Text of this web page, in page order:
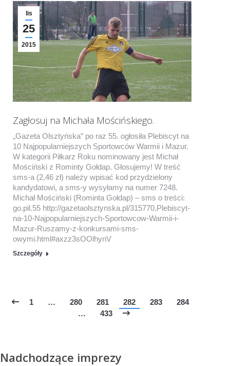
lis
25
2015
Zagłosuj na Michała Mościńskiego.
„Gazeta Olsztyńska” po raz 55. ogłosiła Plebiscyt na
10 Najpopularniejszych Sportowców Warmii i Mazur.
W kategorii Piłkarz Roku nominowany jest Michał
Mościński z Rominty Gołdap. Głosujemy! W treść
sms-a (2,46 zł) należy wpisać kod przydzielony
kandydatowi, a sms-y wysyłamy na numer 7248.
Michał Mościński (Rominta Gołdap) – sms o treści:
go.pil.55 http://gazetaolsztynska.pl/315770,Plebiscyt-
na-10-Najpopularniejszych-Sportowcow-Warmii-i-
Mazur-Ruszamy-z-konkursami-sms-
owymi.html#axzz3sOOlhynV
Szczegóły
1 … 280 281 282 283
284
…
433
Nadchodzące imprezy